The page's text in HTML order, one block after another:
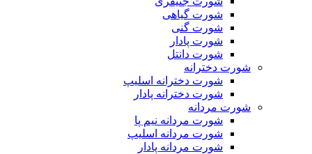
شورت گیاهی
شورت گنی
شورت پادار
شورت دانتل
شورت دخترانه
شورت دخترانه اسلیپ
شورت دخترانه پادار
شورت مردانه
شورت مردانه نیم پا
شورت مردانه اسلیپ
شورت مردانه پادار